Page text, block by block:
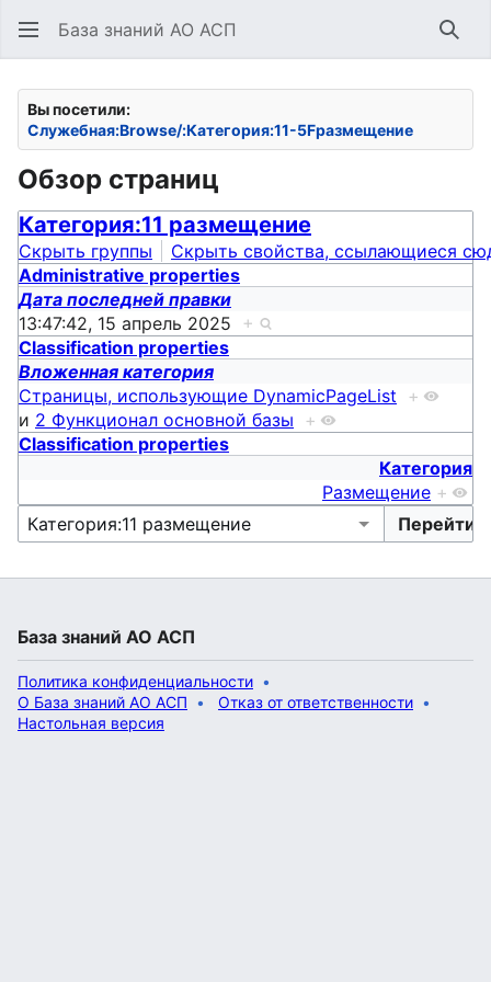
База знаний АО АСП
Вы посетили:
Служебная:Browse/:Категория:11-5Fразмещение
Обзор страниц
Категория:11 размещение
Скрыть группы
Скрыть свойства, ссылающиеся
Administrative properties
Дата последней правки
13:47:42, 15 апрель 2025 +
Classification properties
Вложенная категория
Страницы, использующие DynamicPageList +
и 2 Функционал основной базы +
Classification properties
Категория
Размещение +
База знаний АО АСП
Политика конфиденциальности
О База знаний АО АСП
Отказ от ответственности
Настольная версия